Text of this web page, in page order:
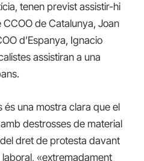
tenen previst assistir-hi
de Catalunya, Joan
d’Espanya, Ignacio
assistiran a una
una mostra clara que el
destrosses de material
dret de protesta davant
«extremadament